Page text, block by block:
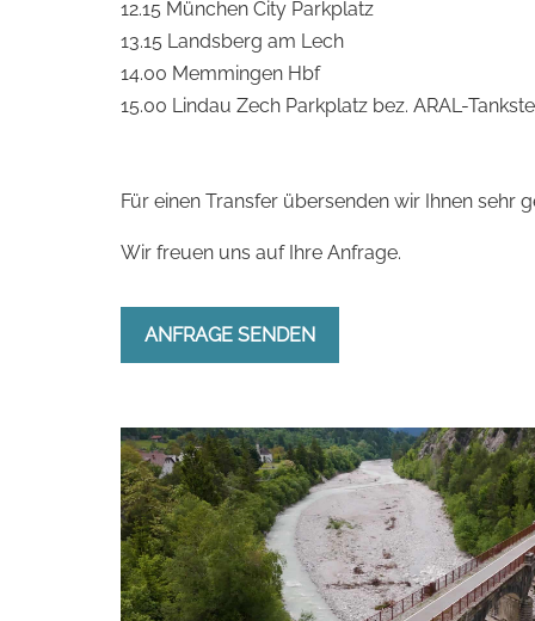
12.15 München City Parkplatz
13.15 Landsberg am Lech
14.00 Memmingen Hbf
15.00 Lindau Zech Parkplatz bez. ARAL-
Für einen Transfer übersenden wir Ihnen sehr
Wir freuen uns auf Ihre Anfrage.
ANFRAGE SENDEN